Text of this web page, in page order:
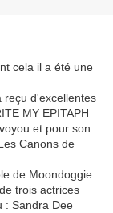
cela il a été une
reçu d'excellentes
MY EPITAPH
et pour son
Canons de
de Moondoggie
trois actrices
: Sandra Dee